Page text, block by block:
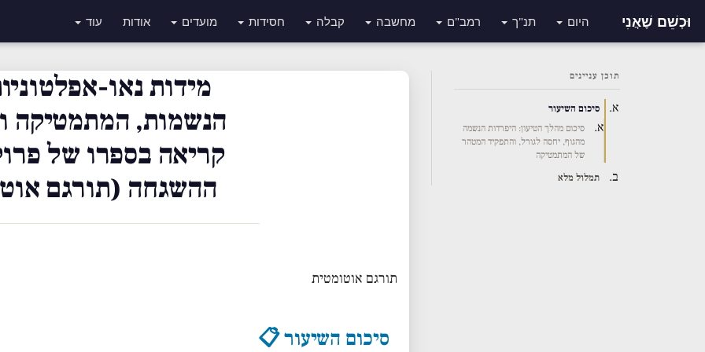
וּכְשֵׁם שֶׁאֲנִי היום תנ"ך רמב"ם מחשבה קבלה חסידות מועדים אודות עוד
תוכן עניינים
סיכום השיעור
סיכום מהלך הטיעון: היפרדות הנשמה
מהגוף, יחסה לגורל, והתפקיד המטהר
של המתמטיקה
תמלול מלא
מידות נאו-
הנשמות, המתמטיקה
קריאה בספרו של
ההשגחה (תורגם
תורגם אוטומטית
סיכום השיעור 📋